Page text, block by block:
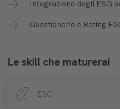
Integrazione degli ESG
Questionario e Rating
Le skill che maturerai
ESG